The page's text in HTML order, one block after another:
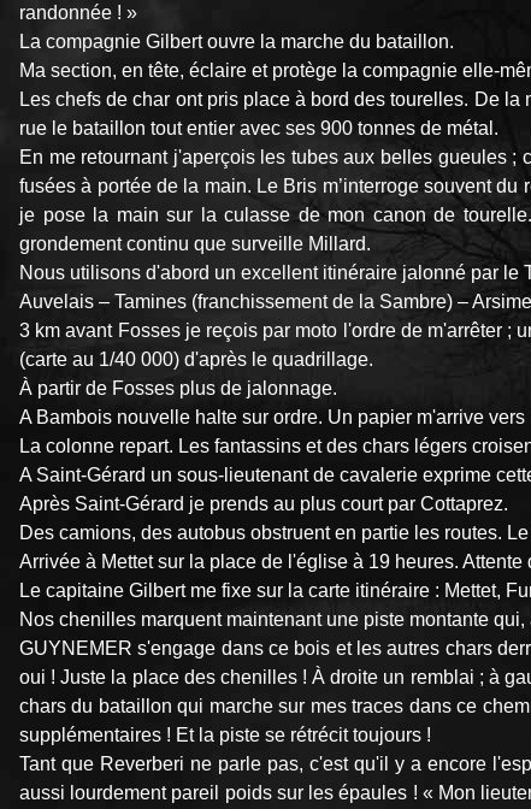
randonnée ! »
La compagnie Gilbert ouvre la marche du bataillon.
Ma section, en tête, éclaire et protège la compagnie elle-
Les chefs de char ont pris place à bord des tourelles. De
rue le bataillon tout entier avec ses 900 tonnes de métal.
En me retournant j'aperçois les tubes aux belles gueules
fusées à portée de la main. Le Bris m’interroge souvent
je pose la main sur la culasse de mon canon de
grondement continu que surveille Millard.
Nous utilisons d'abord un excellent itinéraire jalonné par le
Auvelais – Tamines (franchissement de la Sambre) –
3 km avant Fosses je reçois par moto l'ordre de m'arrêter ;
(carte au 1/40 000) d'après le quadrillage.
À partir de Fosses plus de jalonnage.
A Bambois nouvelle halte sur ordre. Un papier m'arrive
La colonne repart. Les fantassins et des chars légers
A Saint-Gérard un sous-lieutenant de cavalerie exprime
Après Saint-Gérard je prends au plus court par Cottaprez.
Des camions, des autobus obstruent en partie les routes.
Arrivée à Mettet sur la place de l'église à 19 heures.
Le capitaine Gilbert me fixe sur la carte itinéraire : Mettet,
Nos chenilles marquent maintenant une piste montante
GUYNEMER s'engage dans ce bois et les autres chars
oui ! Juste la place des chenilles ! À droite un remblai ; à
chars du bataillon qui marche sur mes traces dans ce
supplémentaires ! Et la piste se rétrécit toujours !
Tant que Reverberi ne parle pas, c'est qu'il y a encore
aussi lourdement pareil poids sur les épaules ! « Mon